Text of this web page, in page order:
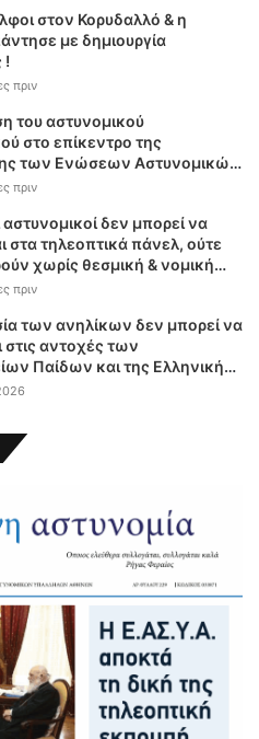
στον Κορυδαλλό & η
με δημιουργία
!
πριν
του αστυνομικού
στο επίκεντρο της
των Ενώσεων Αστυνομικών
Αθηνών και Θεσσαλονίκης
πριν
αστυνομικοί δεν μπορεί να
στα τηλεοπτικά πάνελ, ούτε
χωρίς θεσμική & νομική
πριν
των ανηλίκων δεν μπορεί να
στις αντοχές των
Παίδων και της Ελληνικής